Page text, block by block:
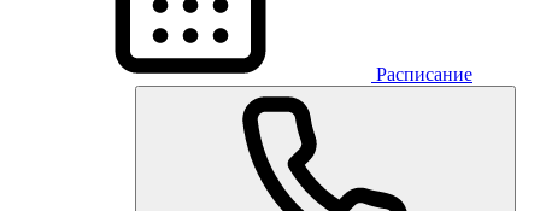
Расписание